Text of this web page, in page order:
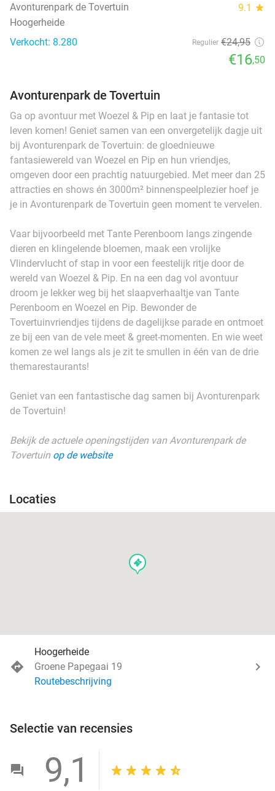
Avonturenpark de Tovertuin 9.1 star
Hoogerheide
Verkocht: 8.280
Regulier €24,95
€16,50
Avonturenpark de Tovertuin
Ga op avontuur met Woezel & Pip en laat je fantasie tot
leven komen! Geniet samen van een onvergetelijk dagje uit
bij Avonturenpark de Tovertuin: de gloednieuwe
fantasiewereld van Woezel en Pip en hun vriendjes,
omgeven door een prachtig natuurgebied. Met meer dan 25
attracties en shows én 3000m² binnenspeelplezier hoef je
je in Avonturenpark de Tovertuin geen moment te vervelen.
Vaar bijvoorbeeld met Tante Perenboom langs zingende
dieren en klingelende bloemen, maak een vrolijke
Vlindervlucht of stap in voor een feestelijk ritje door de
wereld van Woezel & Pip. En na een dag vol avontuur
droom je lekker weg bij het slaapverhaaltje van Tante
Perenboom en Woezel en Pip. Bewonder de
Tovertuinvriendjes tijdens de dagelijkse parade en ontmoet
ze bij een van de vele meet & greet-momenten. En wie weet
komen ze wel langs als je zit te smullen in één van de drie
themarestaurants!
Geniet van een fantastische dag samen bij Avonturenpark
de Tovertuin!
Bekijk de actuele openingstijden van Avonturenpark de
Tovertuin op de website
Locaties
events
Hoogerheide
Groene Papegaai 19
Routebeschrijving
Selectie van recensies
9,1